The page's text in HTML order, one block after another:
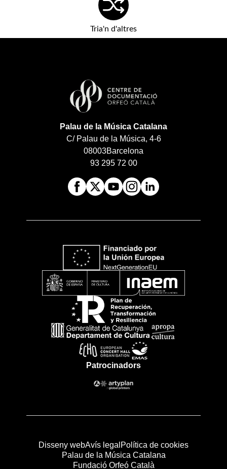
Tria'n d'altres
Palau de la Música Catalana
C/ Palau de la Música, 4-6
08003Barcelona
93 295 72 00
Patrocinadors
Disseny webAvís legal Política de cookies
Palau de la Música Catalana
Fundació Orfeó Català